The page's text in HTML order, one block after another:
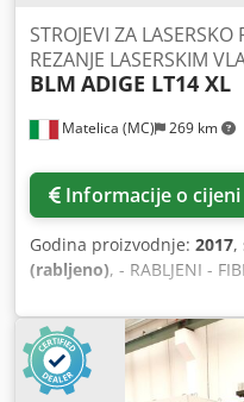
Matelica (MC) 269 km
STROJEVI ZA LASERSKO
REZANJE LASERSKIM
BLM ADIGE LT14 XL
Informacije o cijeni
Godina proizvodnje: 2017,
(rabljeno), - RABLJENI -
CIJEVI S SUSTAVOM ZA
KRUŽNI PRESJEK: ø 25
355 mm MAKSIMALNI
MAKSIMALNI PRAVOKUTNI
MAKSIMALNO